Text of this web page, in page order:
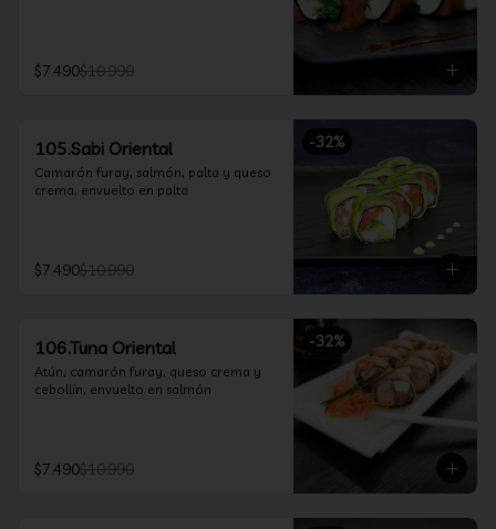
$7.490$10.990
-32%
105.Sabi Oriental
Camarón furay, salmón, palta y queso
crema, envuelto en palta
$7.490$10.990
-32%
106.Tuna Oriental
Atún, camarón furay, queso crema y
cebollín, envuelto en salmón
$7.490$10.990